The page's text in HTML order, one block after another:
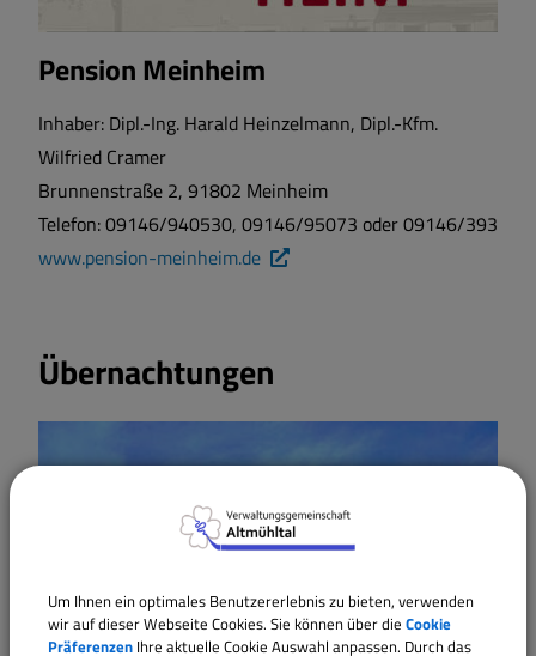
Sehenswertes
Wärmeplanung
Pension Meinheim
Inhaber: Dipl.-Ing. Harald Heinzelmann, Dipl.-Kfm.
Wilfried Cramer
Brunnenstraße 2, 91802 Meinheim
Telefon: 09146/940530, 09146/95073 oder 09146/393
www.pension-meinheim.de
Übernachtungen
Um Ihnen ein optimales Benutzererlebnis zu bieten, verwenden
wir auf dieser Webseite Cookies. Sie können über die Cookie
Präferenzen Ihre aktuelle Cookie Auswahl anpassen. Durch das